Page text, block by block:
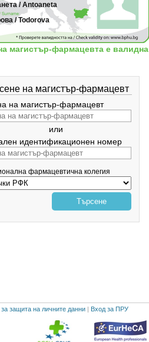
/ Antoaneta
/ Todorova
магистър-фармацевта е валидна
на магистър-фармацевт
на магистър-фармацевт
или
идентификационен номер
фармацевтична колегия
Търсене
защита на личните данни | Вход за ПРУ